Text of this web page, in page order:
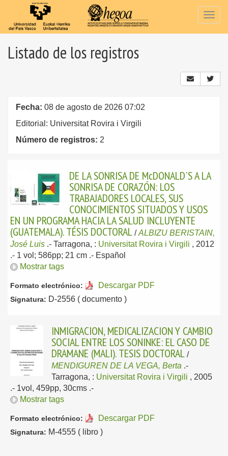
Listado de los registros
Fecha: 08 de agosto de 2026 07:02
Editorial: Universitat Rovira i Virgili
Número de registros: 2
DE LA SONRISA DE McDONALD´S A LA
SONRISA DE CORAZÓN: LOS
TRABAJADORES LOCALES, SUS
CONOCIMIENTOS SITUADOS Y USOS
EN UN PROGRAMA HACIA LA SALUD INCLUYENTE
(GUATEMALA). TÉSIS DOCTORAL /ALBIZU BERISTAIN,
José Luis .- Tarragona, : Universitat Rovira i Virgili , 2012
.- 1 vol; 586pp; 21 cm .- Español
Mostrar tags
Formato electrónico: Descargar PDF
Signatura: D-2556 ( documento )
INMIGRACION, MEDICALIZACION Y CAMBIO
SOCIAL ENTRE LOS SONINKE: EL CASO DE
DRAMANE (MALI). TESIS DOCTORAL /
MENDIGUREN DE LA VEGA, Berta .-
Tarragona, : Universitat Rovira i Virgili , 2005
.- 1vol, 459pp, 30cms .-
Mostrar tags
Formato electrónico: Descargar PDF
Signatura: M-4555 ( libro )